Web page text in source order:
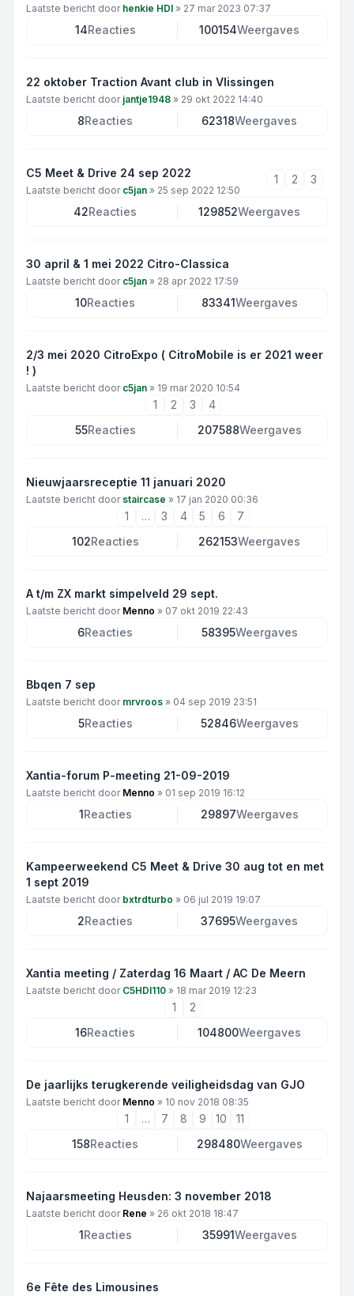
Laatste bericht door henkie HDI » 27 mar 2023 07:37
14Reacties 100154Weergaves
22 oktober Traction Avant club in Vlissingen
Laatste bericht door jantje1948 » 29 okt 2022 14:40
8Reacties 62318Weergaves
C5 Meet & Drive 24 sep 2022
Laatste bericht door c5jan » 25 sep 2022 12:50
1 2 3
42Reacties 129852Weergaves
30 april & 1 mei 2022 Citro-Classica
Laatste bericht door c5jan » 28 apr 2022 17:59
10Reacties 83341Weergaves
2/3 mei 2020 CitroExpo ( CitroMobile is er 2021 weer
! )
Laatste bericht door c5jan » 19 mar 2020 10:54
1 2 3
4
55Reacties 207588Weergaves
Nieuwjaarsreceptie 11 januari 2020
Laatste bericht door staircase » 17 jan 2020 00:36
1 … 3 4 5 6
7
102Reacties 262153Weergaves
A t/m ZX markt simpelveld 29 sept.
Laatste bericht door Menno » 07 okt 2019 22:43
6Reacties 58395Weergaves
Bbqen 7 sep
Laatste bericht door mrvroos » 04 sep 2019 23:51
5Reacties 52846Weergaves
Xantia-forum P-meeting 21-09-2019
Laatste bericht door Menno » 01 sep 2019 16:12
1Reacties 29897Weergaves
Kampeerweekend C5 Meet & Drive 30 aug tot en met
1 sept 2019
Laatste bericht door bxtrdturbo » 06 jul 2019 19:07
2Reacties 37695Weergaves
Xantia meeting / Zaterdag 16 Maart / AC De Meern
Laatste bericht door C5HDI110 » 18 mar 2019 12:23
1
2
16Reacties 104800Weergaves
De jaarlijks terugkerende veiligheidsdag van GJO
Laatste bericht door Menno » 10 nov 2018 08:35
1 … 7 8 9 10
11
158Reacties 298480Weergaves
Najaarsmeeting Heusden: 3 november 2018
Laatste bericht door Rene » 26 okt 2018 18:47
1Reacties 35991Weergaves
6e Fête des Limousines